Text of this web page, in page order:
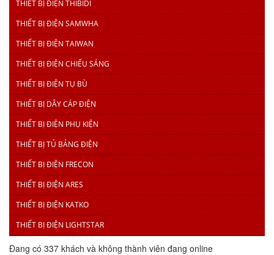
THIẾT BỊ ĐIỆN THIBIDI
THIẾT BỊ ĐIỆN SAMWHA
THIẾT BỊ ĐIỆN TAIWAN
THIẾT BỊ ĐIỆN CHIẾU SÁNG
THIẾT BỊ ĐIỆN TỤ BÙ
THIẾT BỊ DÂY CÁP ĐIỆN
THIẾT BỊ ĐIỆN PHỤ KIỆN
THIẾT BỊ TỦ BẢNG ĐIỆN
THIẾT BỊ ĐIỆN FRECON
THIẾT BỊ ĐIỆN ARES
THIẾT BỊ ĐIỆN KATKO
THIẾT BỊ ĐIỆN LIGHTSTAR
Đang có 337 khách và không thành viên đang online